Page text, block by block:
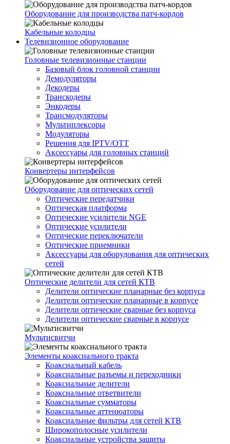
Оборудование для производства патч-кордов
Кабельные колодцы
Телевизионное оборудование
Головные телевизионные станции
Базовый блок головной станции
Демодуляторы
Декодеры
Транскодеры
Энкодеры
Трансмодуляторы
Мультиплексоры
Модуляторы
Решения для IPTV/OTT
Аксессуары для головных станций
Конвертеры интерфейсов
Оборудование для оптических сетей
Оптические передатчики
Оптическая платформа
Оптические усилители NGE
Оптические усилители
Оптические переключатели
Оптические приемники
Аксессуары для оборудования для оптических
сетей
Оптические делители для сетей КТВ
Делители оптические планарные без корпуса
Делители оптические планарные в корпусе
Делители оптические сварные без корпуса
Делители оптические сварные в корпусе
Мультисвитчи
Элементы коаксиального тракта
Коаксиальный кабель
Коаксиальные разъемы и переходники
Коаксиальные делители
Коаксиальные ответвители
Коаксиальные сумматоры
Коаксиальные аттенюаторы
Коаксиальные фильтры для сетей КТВ
Широкополосные усилители
Коаксиальные устройства защиты